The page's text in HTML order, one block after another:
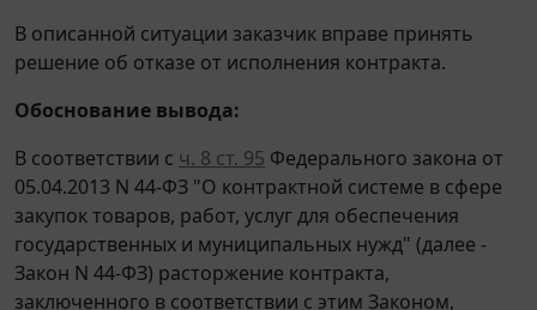
В описанной ситуации заказчик вправе принять
решение об отказе от исполнения контракта.
Обоснование вывода:
В соответствии с ч. 8 ст. 95 Федерального закона от
05.04.2013 N 44-ФЗ "О контрактной системе в сфере
закупок товаров, работ, услуг для обеспечения
государственных и муниципальных нужд" (далее -
Закон N 44-ФЗ) расторжение контракта,
заключенного в соответствии с этим Законом,